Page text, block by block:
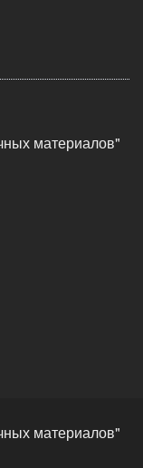
материалов"
материалов"